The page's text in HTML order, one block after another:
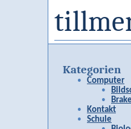
Kategorien
Computer
Kontakt
Schule